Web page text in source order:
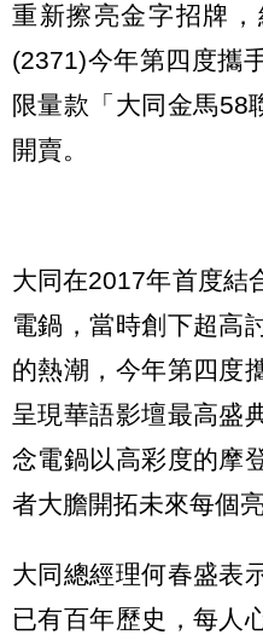
重新擦亮金字招牌
(2371)今年第四度攜
限量款「大同金馬58
開賣。
大同在2017年首度結
電鍋，當時創下超高
的熱潮，今年第四度
呈現華語影壇最高盛
念電鍋以高彩度的摩
者大膽開拓未來每個亮
大同總經理何春盛表
已有百年歷史，每人